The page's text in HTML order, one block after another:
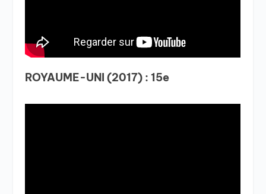
ROYAUME-UNI (2017) : 15e